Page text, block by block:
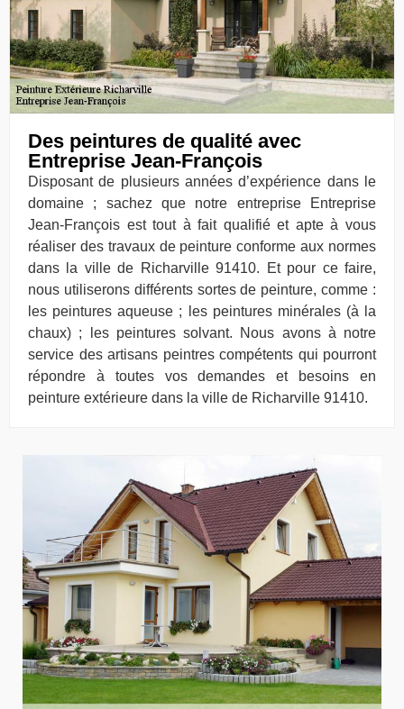
Des peintures de qualité avec
Entreprise Jean-François
Disposant de plusieurs années d’expérience dans le
domaine ; sachez que notre entreprise Entreprise
Jean-François est tout à fait qualifié et apte à vous
réaliser des travaux de peinture conforme aux normes
dans la ville de Richarville 91410. Et pour ce faire,
nous utiliserons différents sortes de peinture, comme :
les peintures aqueuse ; les peintures minérales (à la
chaux) ; les peintures solvant. Nous avons à notre
service des artisans peintres compétents qui pourront
répondre à toutes vos demandes et besoins en
peinture extérieure dans la ville de Richarville 91410.